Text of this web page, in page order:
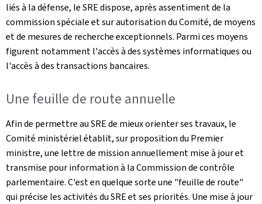
liés à la défense, le SRE dispose, après assentiment de la
commission spéciale et sur autorisation du Comité, de moyens
et de mesures de recherche exceptionnels. Parmi ces moyens
figurent notamment l'accès à des systèmes informatiques ou
l'accès à des transactions bancaires.
Une feuille de route annuelle
Afin de permettre au SRE de mieux orienter ses travaux, le
Comité ministériel établit, sur proposition du Premier
ministre, une lettre de mission annuellement mise à jour et
transmise pour information à la Commission de contrôle
parlementaire. C'est en quelque sorte une "feuille de route"
qui précise les activités du SRE et ses priorités. Une mise à jour